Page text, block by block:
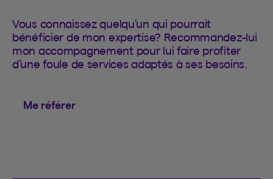
Vous connaissez quelqu’un qui pourrait
bénéficier de mon expertise? Recommandez-lui
mon accompagnement pour lui faire profiter
d’une foule de services adaptés à ses besoins.
Me référer